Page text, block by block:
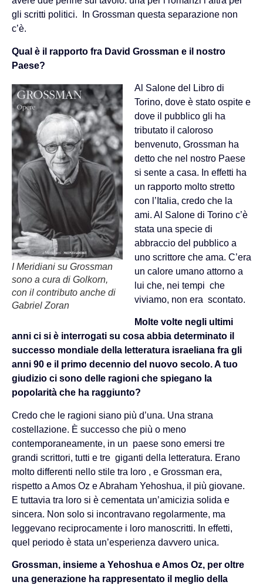
gli scritti politici. In Grossman questa separazione non
c’è.
Qual è il rapporto fra David Grossman e il nostro
Paese?
I Meridiani su Grossman
sono a cura di Golkorn,
con il contributo anche di
Gabriel Zoran
Al Salone del Libro di
Torino, dove è stato ospite e
dove il pubblico gli ha
tributato il caloroso
benvenuto, Grossman ha
detto che nel nostro Paese
si sente a casa. In effetti ha
un rapporto molto stretto
con l’Italia, credo che la
ami. Al Salone di Torino c’è
stata una specie di
abbraccio del pubblico a
uno scrittore che ama. C’era
un calore umano attorno a
lui che, nei tempi che
viviamo, non era scontato.
Molte volte negli ultimi
anni ci si è interrogati su cosa abbia determinato il
successo mondiale della letteratura israeliana fra gli
anni 90 e il primo decennio del nuovo secolo. A tuo
giudizio ci sono delle ragioni che spiegano la
popolarità che ha raggiunto?
Credo che le ragioni siano più d’una. Una strana
costellazione. È successo che più o meno
contemporaneamente, in un paese sono emersi tre
grandi scrittori, tutti e tre giganti della letteratura. Erano
molto differenti nello stile tra loro , e Grossman era,
rispetto a Amos Oz e Abraham Yehoshua, il più giovane.
E tuttavia tra loro si è cementata un’amicizia solida e
sincera. Non solo si incontravano regolarmente, ma
leggevano reciprocamente i loro manoscritti. In effetti,
quel periodo è stata un’esperienza davvero unica.
Grossman, insieme a Yehoshua e Amos Oz, per oltre
una generazione ha rappresentato il meglio della